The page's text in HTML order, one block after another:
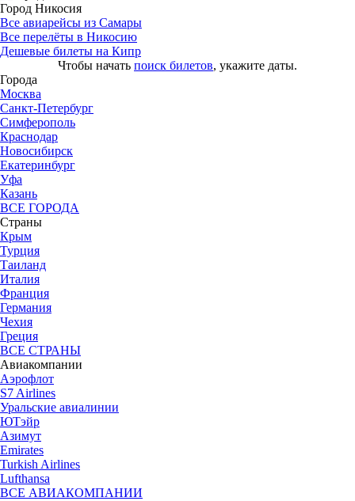
Город Никосия
Все авиарейсы из Самары
Все перелёты в Никосию
Дешевые билеты на Кипр
Чтобы начать поиск билетов, укажите даты.
Города
Москва
Санкт-Петербург
Симферополь
Краснодар
Новосибирск
Екатеринбург
Уфа
Казань
ВСЕ ГОРОДА
Страны
Крым
Турция
Таиланд
Италия
Франция
Германия
Чехия
Греция
ВСЕ СТРАНЫ
Авиакомпании
Аэрофлот
S7 Airlines
Уральские авиалинии
ЮТэйр
Азимут
Emirates
Turkish Airlines
Lufthansa
ВСЕ АВИАКОМПАНИИ